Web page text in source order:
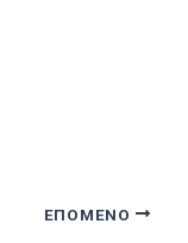
ΕΠΌΜΕΝΟ